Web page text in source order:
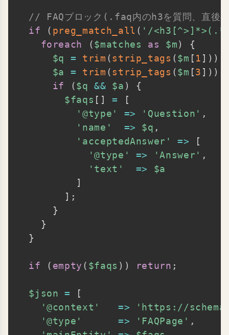
// FAQブロック(.faq内のh3を質問、直後
if
( preg_match_all ( '/
foreach
($matches as $m)
{
$q
= trim (strip_tags ($m [ 1 ] ) )
$a
= trim (strip_tags ($m [3 ] ) )
if
($q && $a )
{
$faqs [ ] =
[
'@type'
=> 'Question' ,
'name'
=> $q ,
'acceptedAnswer'
=>
[
'@type'
=> 'Answer' ,
'text'
=>
$a
]
] ;
}
}
}
if ( empty ( $faqs ) ) return ;
$json =
[
'@context'
=>
'https://
'@type'
=> 'FAQPage' ,